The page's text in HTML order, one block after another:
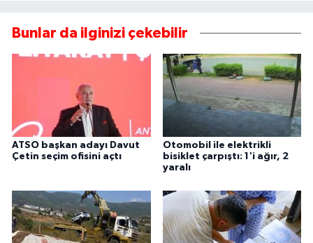
Bunlar da ilginizi çekebilir
ATSO başkan adayı Davut
Çetin seçim ofisini açtı
Otomobil ile elektrikli
bisiklet çarpıştı: 1'i ağır, 2
yaralı